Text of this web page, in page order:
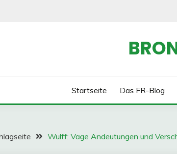
Startseite Das FR-Blog
Wulff: Vage Andeutungen und